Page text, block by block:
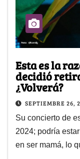
Esta es la
decidió
¿Volverá?
SEPTIEMBRE 26,
Su concierto de
2024; podría
en ser mamá, lo